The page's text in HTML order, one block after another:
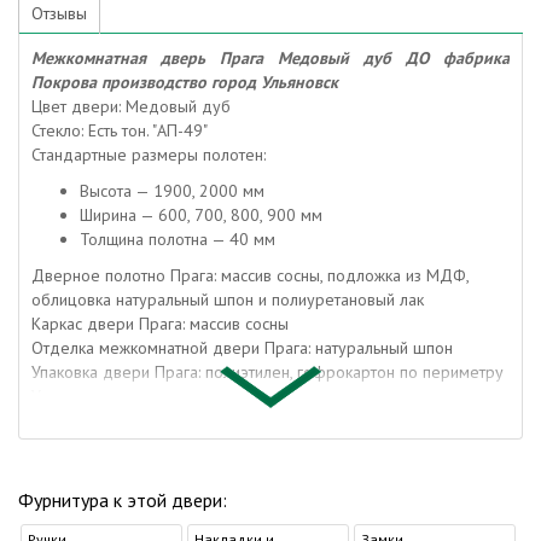
Отзывы
Межкомнатная дверь Прага Медовый дуб ДО фабрика
Покрова производство город Ульяновск
Цвет двери: Медовый дуб
Стекло: Есть тон. "АП-49"
Стандартные размеры полотен:
Высота — 1900, 2000 мм
Ширина — 600, 700, 800, 900 мм
Толщина полотна — 40 мм
Дверное полотно Прага: массив сосны, подложка из МДФ,
облицовка натуральный шпон и полиуретановый лак
Каркас двери Прага: массив сосны
Отделка межкомнатной двери Прага: натуральный шпон
Упаковка двери Прага: полиэтилен, гофрокартон по периметру
Упаковка погонажа: полиэтилен, гофрокартон
Наличник: МДФ
Притворная планка: МДФ
Данную дверь можно сделать раздвижной.
Фурнитура к этой двери: